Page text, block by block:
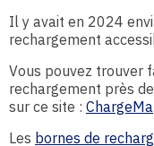
Il y avait en 2024
rechargement
Vous pouvez trouver
rechargement près
sur ce site :
Les bornes de